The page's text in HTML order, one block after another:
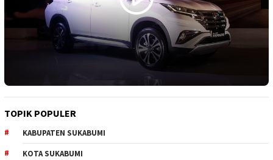
TOPIK POPULER
KABUPATEN SUKABUMI
KOTA SUKABUMI